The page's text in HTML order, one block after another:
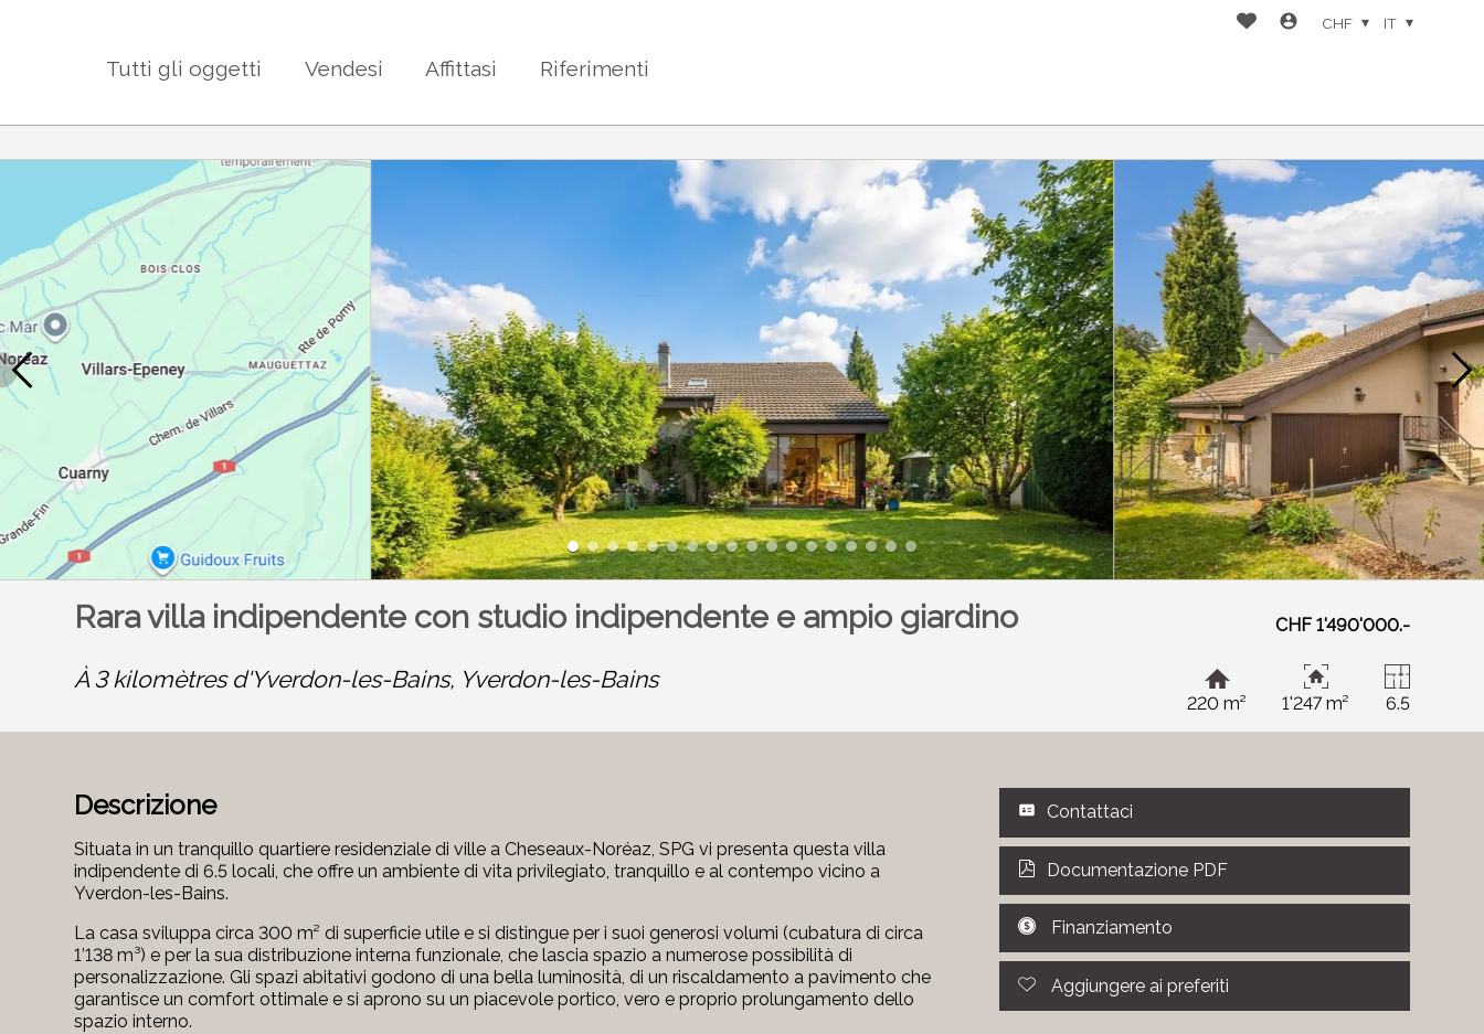
Tutti gli oggetti Vendesi Affittasi Riferimenti
CHF IT
Rara villa indipendente con studio indipendente e ampio giardino CHF 1'490'000.-
À 3 kilomètres d'Yverdon-les-Bains, Yverdon-les-Bains
220 m² 1'247 m² 6.5
Descrizione
Situata in un tranquillo quartiere residenziale di ville a Cheseaux-Noréaz, SPG vi presenta questa villa
indipendente di 6.5 locali, che offre un ambiente di vita privilegiato, tranquillo e al contempo vicino a
Yverdon-les-Bains.
La casa sviluppa circa 300 m² di superficie utile e si distingue per i suoi generosi volumi (cubatura di circa
1’138 m³) e per la sua distribuzione interna funzionale, che lascia spazio a numerose possibilità di
personalizzazione. Gli spazi abitativi godono di una bella luminosità, di un riscaldamento a pavimento che
garantisce un comfort ottimale e si aprono su un piacevole portico, vero e proprio prolungamento dello
spazio interno.
Contattaci
Documentazione PDF
Finanziamento
Aggiungere ai preferiti